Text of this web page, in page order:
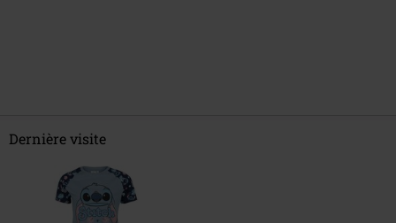
Dernière visite